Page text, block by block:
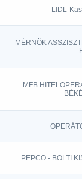
LIDL-
MÉRNÖK
MFB
PEPCO - BOLTI